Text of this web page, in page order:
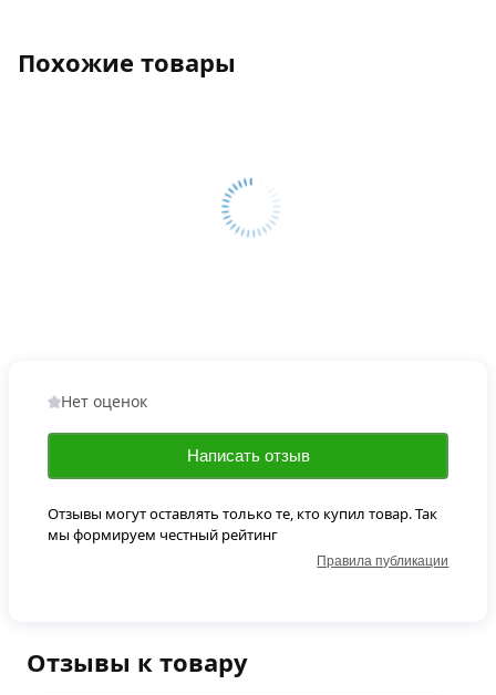
Похожие товары
Отзывы к товару
Нет оценок
Написать отзыв
Отзывы могут оставлять только те, кто купил товар. Так
мы формируем честный рейтинг
Правила публикации